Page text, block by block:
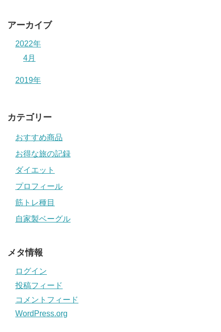
アーカイブ
2022年
4月
2019年
カテゴリー
おすすめ商品
お得な旅の記録
ダイエット
プロフィール
筋トレ種目
自家製ベーグル
メタ情報
ログイン
投稿フィード
コメントフィード
WordPress.org